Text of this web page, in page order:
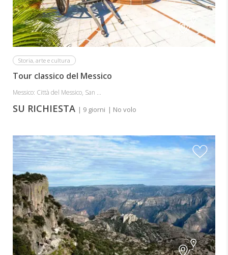
Tour su misura
Storia, arte e cultura
Tour classico del Messico
Messico: Città del Messico, San ...
SU RICHIESTA | 9 giorni | No volo